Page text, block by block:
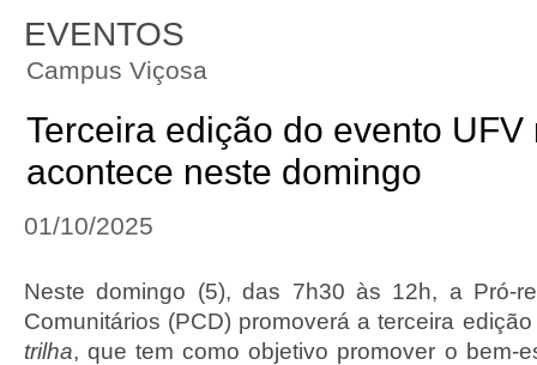
EVENTOS
Campus Viçosa
Terceira edição do evento UFV
acontece neste domingo
01/10/2025
Neste domingo (5), das 7h30 às 12h, a Pró-
Comunitários (PCD) promoverá a terceira
trilha, que tem como objetivo promover o bem-